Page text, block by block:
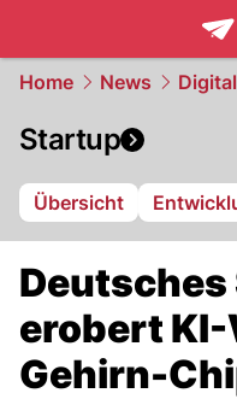
Home News Digital
Startup
Übersicht
erobert
Gehirn-